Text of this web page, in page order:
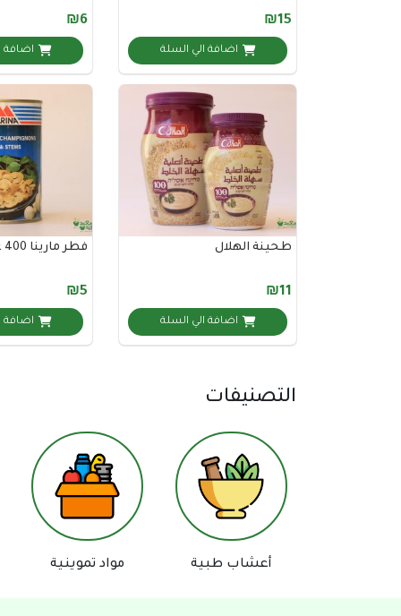
₪15
اضافة الي السلة
₪6
اضافة
طحينة الهلال
₪11
اضافة الي السلة
فطر مارينا 400 غم
₪5
اضافة
التصنيفات
أعشاب طبية مواد تموينية